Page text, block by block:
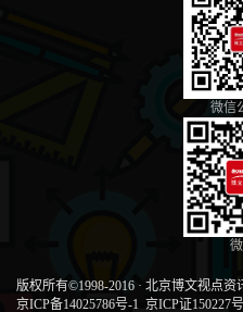
微信
版权所有©1998-2016 · 北京博文视点资
京ICP备14025786号-1 京ICP证150227号